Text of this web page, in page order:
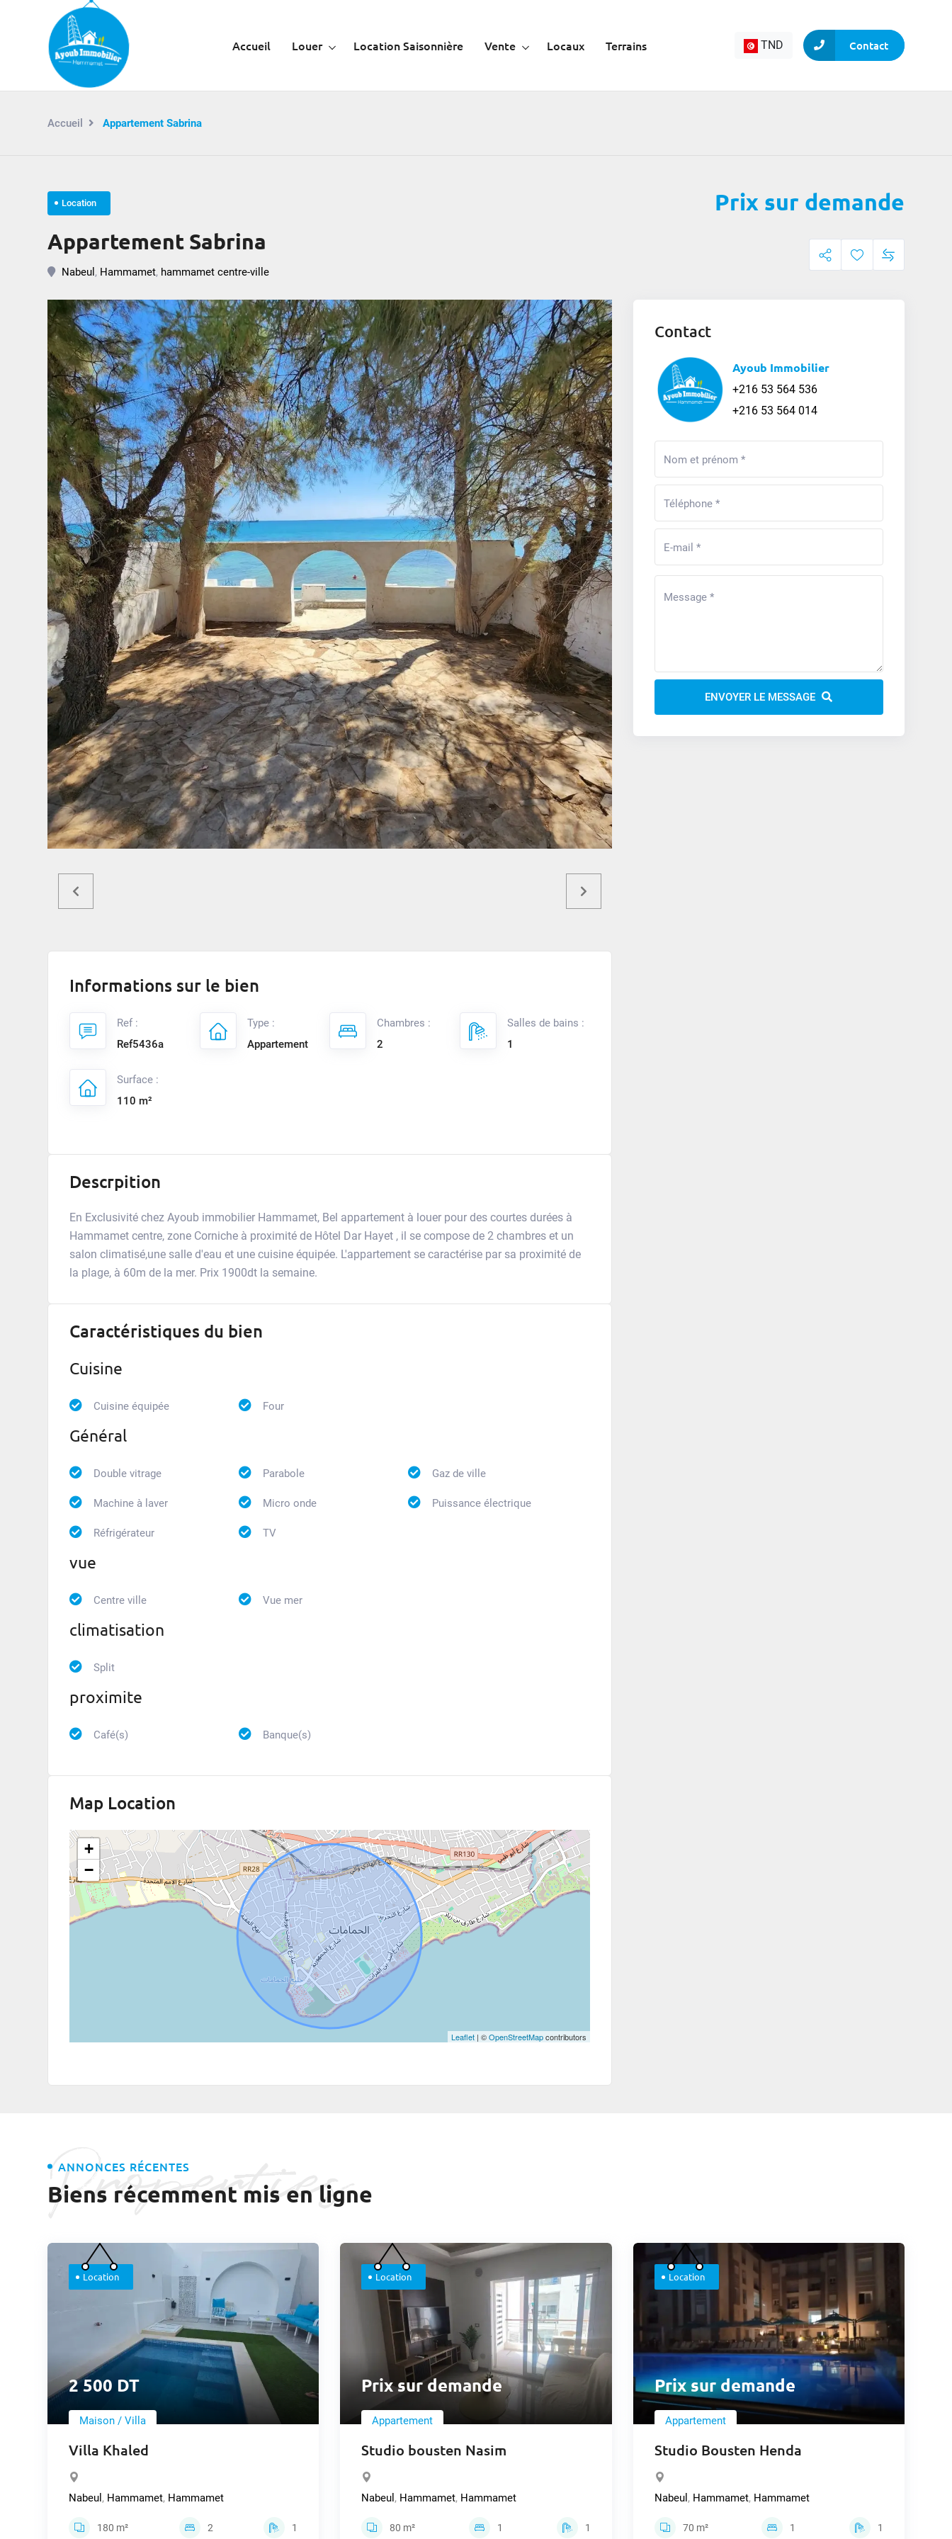
Accueil Louer Location Saisonnière Vente Locaux Terrains TND Contact
Accueil Appartement Sabrina
Location Prix sur demande
Appartement Sabrina
Nabeul , Hammamet, hammamet centre-ville
Informations sur le bien
Ref :
Ref5436a
Type :
Appartement
Chambres :
2
Salles de bains :
1
Surface :
110 m²
Descrpition
En Exclusivité chez Ayoub immobilier Hammamet, Bel appartement à louer pour des courtes durées à
Hammamet centre, zone Corniche à proximité de Hôtel Dar Hayet , il se compose de 2 chambres et un
salon climatisé,une salle d'eau et une cuisine équipée. L'appartement se caractérise par sa proximité de
la plage, à 60m de la mer. Prix 1900dt la semaine.
Caractéristiques du bien
Cuisine
Cuisine équipée Four
Général
Double vitrage Parabole Gaz de ville
Machine à laver Micro onde Puissance électrique
Réfrigérateur TV
vue
Centre ville Vue mer
climatisation
Split
proximite
Café(s) Banque(s)
Map Location
+
−
Leaflet| ©OpenStreetMapcontributors
Contact
Ayoub Immobilier
+216 53 564 536
+216 53 564 014
ENVOYER LE MESSAGE
ANNONCES RÉCENTES
Biens récemment mis en ligne
Properties
Location
2 500 DT
Maison / Villa
Villa Khaled
Nabeul , Hammamet, Hammamet
180 m² 2 1
Location
Prix sur demande
Appartement
Studio bousten Nasim
Nabeul , Hammamet, Hammamet
80 m² 1 1
Location
Prix sur demande
Appartement
Studio Bousten Henda
Nabeul , Hammamet, Hammamet
70 m² 1 1